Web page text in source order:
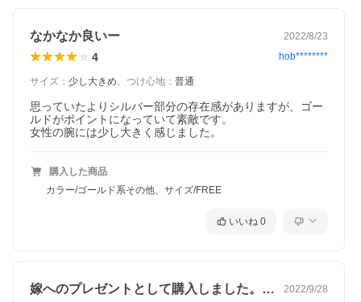
なかなか良いー 2022/8/23
4 hob********
サイズ ： 少し大きめ、 つけ心地 ： 普通
思っていたよりシルバー部分の存在感がありますが、ゴー
ルドがポイントになっていて素敵です。
女性の腕には少し大きく感じました。
購入した商品
カラー/ゴールド系その他、サイズ/FREE
いいね 0
嫁へのプレゼントとして購入しました。み… 2022/9/28